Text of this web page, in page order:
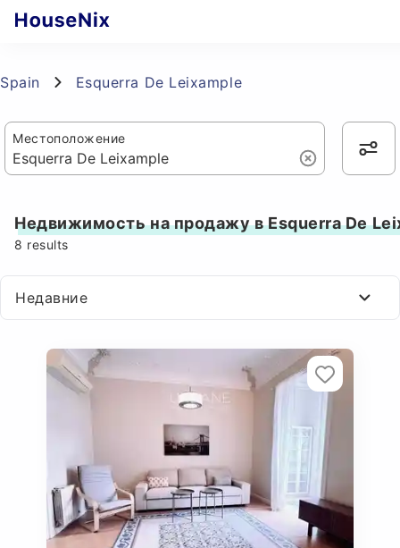
Spain Esquerra De Leixample
Местоположение
Недвижимость на продажу в Esquerra De
8 results
Недавние